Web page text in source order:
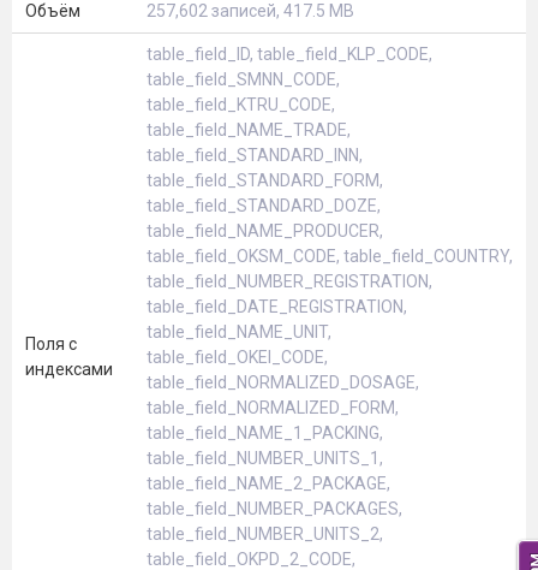
Объём 257,602 записей, 417.5 MB
Поля с
индексами
table_field_ID, table_field_KLP_CODE,
table_field_SMNN_CODE,
table_field_KTRU_CODE,
table_field_NAME_TRADE,
table_field_STANDARD_INN,
table_field_STANDARD_FORM,
table_field_STANDARD_DOZE,
table_field_NAME_PRODUCER,
table_field_OKSM_CODE, table_field_COUNTRY,
table_field_NUMBER_REGISTRATION,
table_field_DATE_REGISTRATION,
table_field_NAME_UNIT,
table_field_OKEI_CODE,
table_field_NORMALIZED_DOSAGE,
table_field_NORMALIZED_FORM,
table_field_NAME_1_PACKING,
table_field_NUMBER_UNITS_1,
table_field_NAME_2_PACKAGE,
table_field_NUMBER_PACKAGES,
table_field_NUMBER_UNITS_2,
table_field_OKPD_2_CODE,